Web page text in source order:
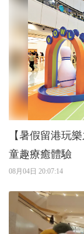
【暑假留港玩
童趣療癒體驗
08月04日 20:07:14